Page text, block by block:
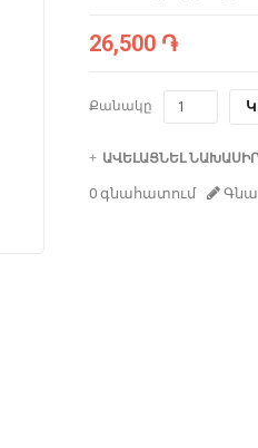
26,500 ֏
Քանակը
ԱՎԵԼԱՑՆԵԼ
0 գնահատում